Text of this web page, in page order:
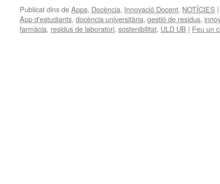
Publicat dins deApps, Docència, Innovació Docent, NOTÍCIES |
App d'estudiants, docència universitària, gestió de residus,
farmàcia, residus de laboratori, sostenibilitat, ULD UB | Feu un